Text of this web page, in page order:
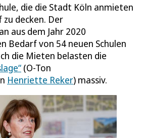
die die Stadt Köln anmieten
decken. Der
aus dem Jahr 2020
Bedarf von 54 neuen Schulen
die Mieten belasten die
(O-Ton
Henriette Reker) massiv.